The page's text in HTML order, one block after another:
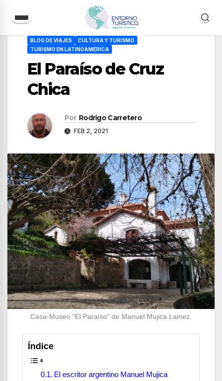
BLOG DE VIAJES
CULTURA Y TURISMO
TURISMO EN LATINOAMÉRICA
El Paraíso de Cruz
Chica
Por Rodrigo Carretero
FEB 2, 2021
Casa-Museo "El Paraíso" de Manuel Mujica Lainez.
Índice
El escritor argentino Manuel Mujica